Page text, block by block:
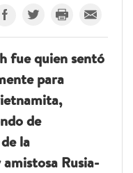
fue quien sentó
para
de
la
Rusia-